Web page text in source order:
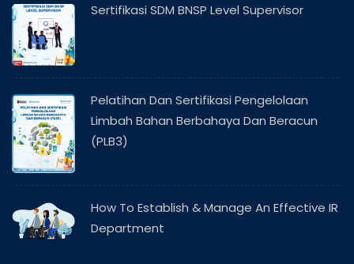
Sertifikasi SDM BNSP Level Supervisor
Pelatihan Dan Sertifikasi Pengelolaan
Limbah Bahan Berbahaya Dan Beracun
(PLB3)
How To Establish & Manage An Effective IR
Department